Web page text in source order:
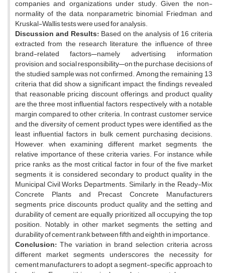
companies and organizations under study. Given the non-
normality of the data, nonparametric binomial, Friedman, and
Kruskal-Wallis tests were used for analysis.
Discussion and Results:Based on the analysis of 16 criteria
extracted from the research literature, the influence of three
brand-related factors—namely advertising, information
provision, and social responsibility—on the purchase decisions of
the studied sample was not confirmed. Among the remaining 13
criteria that did show a significant impact, the findings revealed
that reasonable pricing, discount offerings, and product quality
are the three most influential factors, respectively, with a notable
margin compared to other criteria. In contrast, customer service
and the diversity of cement product types were identified as the
least influential factors in bulk cement purchasing decisions.
However, when examining different market segments, the
relative importance of these criteria varies. For instance, while
price ranks as the most critical factor in four of the five market
segments, it is considered secondary to product quality in the
Municipal Civil Works Departments. Similarly, in the Ready-Mix
Concrete Plants and Precast Concrete Manufacturers
segments, price, discounts, product quality, and the setting and
durability of cement are equally prioritized, all occupying the top
position. Notably, in other market segments, the setting and
durability of cement rank between fifth and eighth in importance.
Conclusion: The variation in brand selection criteria across
different market segments underscores the necessity for
cement manufacturers to adopt a segment-specific approach to